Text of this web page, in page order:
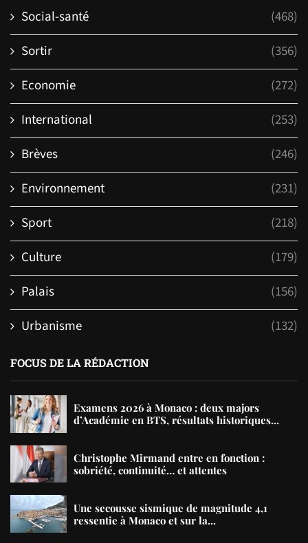
Social-santé
(468)
Sortir
(356)
Economie
(272)
International
(253)
Brèves
(246)
Environnement
(231)
Sport
(218)
Culture
(179)
Palais
(156)
Urbanisme
(132)
FOCUS DE LA RÉDACTION
Examens 2026 à Monaco : deux majors
d’Académie en BTS, résultats historiques...
Christophe Mirmand entre en fonction :
sobriété, continuité… et attentes
Une secousse sismique de magnitude 4,1
ressentie à Monaco et sur la...